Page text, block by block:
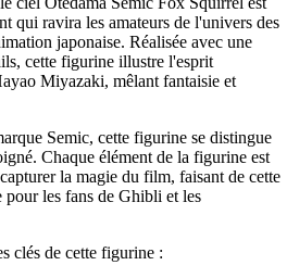
qui ravira les amateurs de l'univers des
japonaise. Réalisée avec une
cette figurine illustre l'esprit
Miyazaki, mêlant fantaisie et
Semic, cette figurine se distingue
Chaque élément de la figurine est
la magie du film, faisant de cette
les fans de Ghibli et les
clés de cette figurine :